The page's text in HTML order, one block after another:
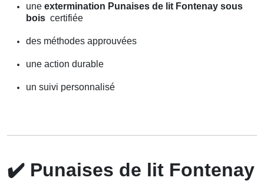
une extermination Punaises de lit Fontenay sous
bois certifiée
des méthodes approuvées
une action durable
un suivi personnalisé
✔️ Punaises de lit Fontenay